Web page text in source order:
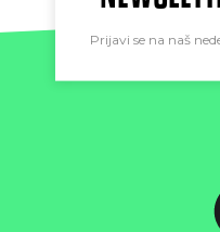
Prijavi se na naš